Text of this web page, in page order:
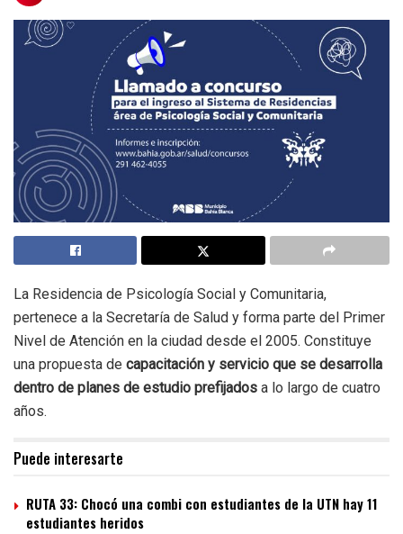
La Residencia de Psicología Social y Comunitaria,
pertenece a la Secretaría de Salud y forma parte del Primer
Nivel de Atención en la ciudad desde el 2005. Constituye
una propuesta de capacitación y servicio que se desarrolla
dentro de planes de estudio prefijados a lo largo de cuatro
años.
Puede interesarte
RUTA 33: Chocó una combi con estudiantes de la UTN hay 11
estudiantes heridos